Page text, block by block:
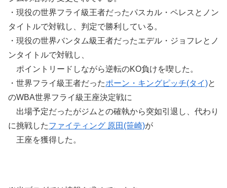
・現役の世界フライ級王者だったパスカル・ペレスとノン
タイトルで対戦し、判定で勝利している。
・現役の世界バンタム級王者だったエデル・ジョフレとノ
ンタイトルで対戦し、
ポイントリードしながら逆転のKO負けを喫した。
・世界フライ級王者だったポーン・キングピッチ(タイ)と
のWBA世界フライ級王座決定戦に
出場予定だったがジムとの確執から突如引退し、代わり
に挑戦したファイティング 原田(笹崎)が
王座を獲得した。